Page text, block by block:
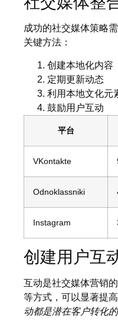
成功的社交媒体策略
关键方法：
创建本地化内容
定期更新动态
利用本地文化元
鼓励用户互动
平台
VKontakte
Odnoklassniki
Instagram
创建用户互
互动是社交媒体营销
等方式，可以显著提高
动都是潜在客户转化